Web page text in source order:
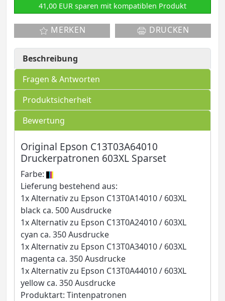
41,00 EUR sparen mit kompatiblen Produkt
MERKEN DRUCKEN
Beschreibung
Fragen & Antworten
Produktsicherheit
Bewertung
Original Epson C13T03A64010
Druckerpatronen 603XL Sparset
Farbe:
Lieferung bestehend aus:
1x Alternativ zu Epson C13T0A14010 / 603XL
black ca. 500 Ausdrucke
1x Alternativ zu Epson C13T0A24010 / 603XL
cyan ca. 350 Ausdrucke
1x Alternativ zu Epson C13T0A34010 / 603XL
magenta ca. 350 Ausdrucke
1x Alternativ zu Epson C13T0A44010 / 603XL
yellow ca. 350 Ausdrucke
Produktart: Tintenpatronen